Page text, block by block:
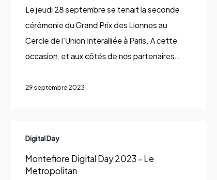
Lionnes
2023
Le jeudi 28 septembre se tenait la seconde
cérémonie du Grand Prix des Lionnes au
Cercle de l'Union Interalliée à Paris. A cette
occasion, et aux côtés de nos partenaires…
29 septembre 2023
Digital
2023
Digital Day
Montefiore Digital Day 2023 – Le
Metropolitan